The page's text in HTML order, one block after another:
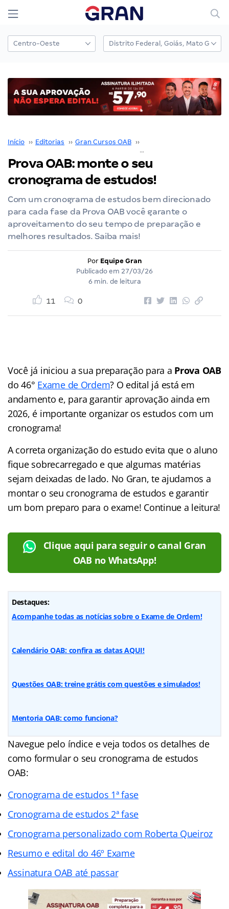
Início ›› Editorias ›› Gran Cursos OAB ››
Prova OAB: monte o seu
cronograma de estudos!
Com um cronograma de estudos bem direcionado
para cada fase da Prova OAB você garante o
aproveitamento do seu tempo de preparação e
melhores resultados. Saiba mais!
Por Equipe Gran
Publicado em 27/03/26
6 min. de leitura
11 0
Você já iniciou a sua preparação para a Prova OAB
do 46° Exame de Ordem? O edital já está em
andamento e, para garantir aprovação ainda em
2026, é importante organizar os estudos com um
cronograma!
A correta organização do estudo evita que o aluno
fique sobrecarregado e que algumas matérias
sejam deixadas de lado. No Gran, te ajudamos a
montar o seu cronograma de estudos e garantir
um bom preparo para o exame! Continue a leitura!
Clique aqui para seguir o canal Gran
OAB no WhatsApp!
Destaques:
Acompanhe todas as notícias sobre o Exame de Ordem!
Calendário OAB: confira as datas AQUI!
Questões OAB: treine grátis com questões e simulados!
Mentoria OAB: como funciona?
Navegue pelo índicee veja todos os detalhes de
como formular o seu cronograma de estudos
OAB:
Cronograma de estudos 1ª fase
Cronograma de estudos 2ª fase
Cronograma personalizado com Roberta Queiroz
Resumo e edital do 46º Exame
Assinatura OAB até passar